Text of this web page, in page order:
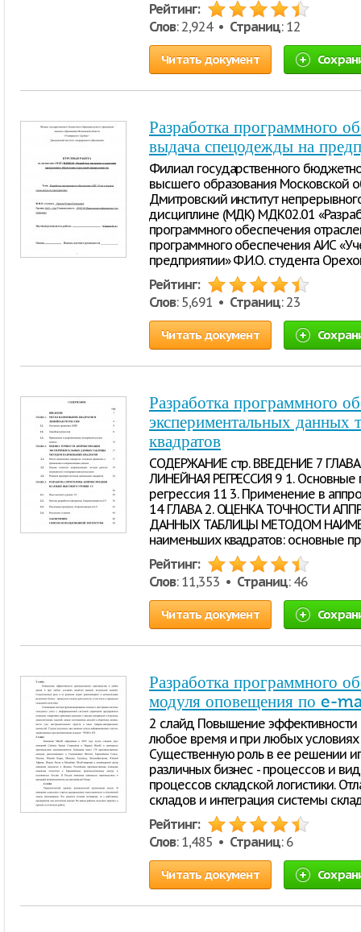
Рейтинг:
Слов: 2,924 • Страниц: 12
Читать документ
Разработка программного
выдача спецодежды на
Филиал государственного
высшего образования Московской
Дмитровский институт
дисциплине (МДК) МДК02.01
программного обеспечения
программного обеспечения АИС
предприятии» Ф.И.О. студента
Рейтинг:
Слов: 5,691 • Страниц: 23
Читать документ
Разработка программного
экспериментальных
квадратов
СОДЕРЖАНИЕ стр. ВВЕДЕНИЕ 7
ЛИНЕЙНАЯ РЕГРЕССИЯ 9 1.
регрессия 11 3. Применение в
14 ГЛАВА 2. ОЦЕНКА ТОЧНОСТИ
ДАННЫХ ТАБЛИЦЫ МЕТОДОМ
наименьших квадратов: основные
Рейтинг:
Слов: 11,353 • Страниц: 46
Читать документ
Разработка программного
модуля оповещения по e-
2 слайд Повышение
любое время и при любых условиях
Существенную роль в ее решении
различных бизнес - процессов и
процессов складской логистики.
складов и интеграция системы
Рейтинг:
Слов: 1,485 • Страниц: 6
Читать документ